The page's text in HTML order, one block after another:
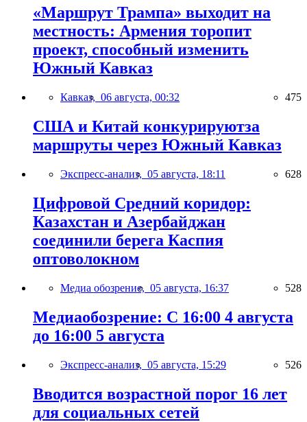
«Маршрут Трампа» выходит на
местность: Армения торопит
проект, способный изменить
Южный Кавказ
Кавказ, 06 августа, 00:32 475
США и Китай конкурируютза
маршруты через Южный Кавказ
Экспресс-анализ, 05 августа, 18:11 628
Цифровой Средний коридор:
Казахстан и Азербайджан
соединили берега Каспия
оптоволокном
Медиа обозрение, 05 августа, 16:37 528
Медиаобозрение: С 16:00 4 августа
до 16:00 5 августа
Экспресс-анализ, 05 августа, 15:29 526
Вводится возрастной порог 16 лет
для социальных сетей